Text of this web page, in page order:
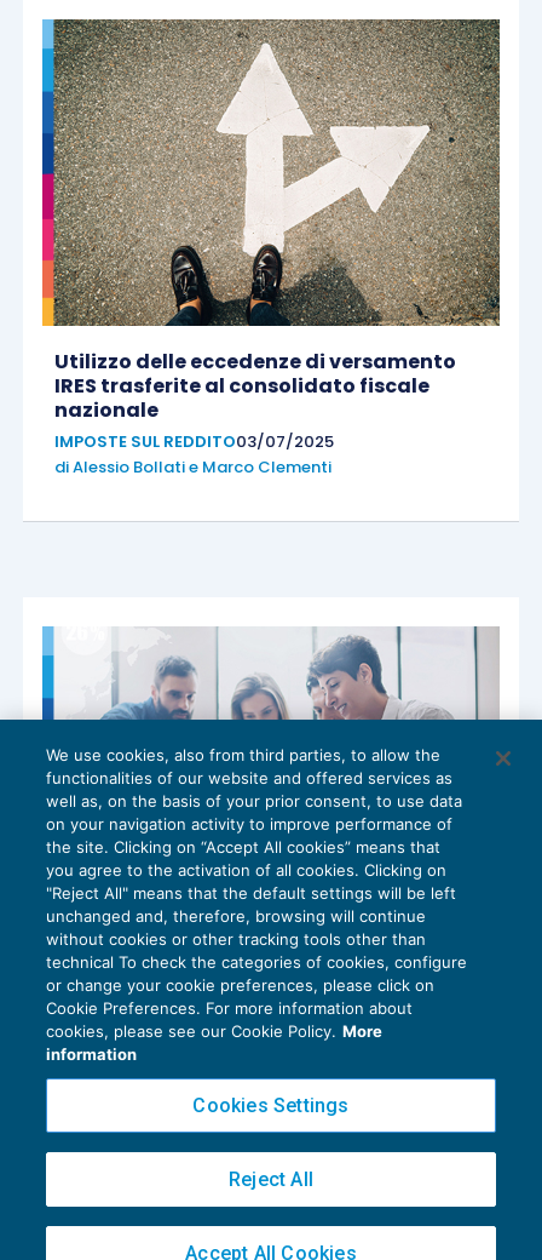
Utilizzo delle eccedenze di versamento
IRES trasferite al consolidato fiscale
nazionale
IMPOSTE SUL REDDITO03/07/2025
diAlessio Bollatie Marco Clementi
La verifica fiscale alla stabile
organizzazione occulta e le sanzioni
applicabili
FISCALITÀ INTERNAZIONALE
03/07/2025
diMarco Bargagli
We use cookies, also from third parties, to allow the
functionalities of our website and offered services as
well as, on the basis of your prior consent, to use data
on your navigation activity to improve performance of
the site. Clicking on “Accept All cookies” means that
you agree to the activation of all cookies. Clicking on
"Reject All" means that the default settings will be left
unchanged and, therefore, browsing will continue
without cookies or other tracking tools other than
technical To check the categories of cookies, configure
or change your cookie preferences, please click on
Cookie Preferences. For more information about
cookies, please see our Cookie Policy. More
information
Cookies Settings
Reject All
Accept All Cookies